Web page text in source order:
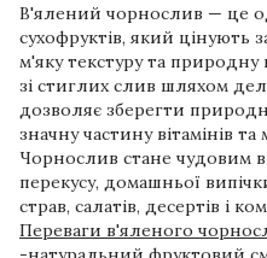
В'ялений чорнослив — це
сухофруктів, який цінують
м'яку текстуру та
зі стиглих слив шляхом
дозволяє зберегти
значну частину вітамінів та
Чорнослив стане чудовим
перекусу, домашньої
страв, салатів, десертів і
Переваги в'яленого